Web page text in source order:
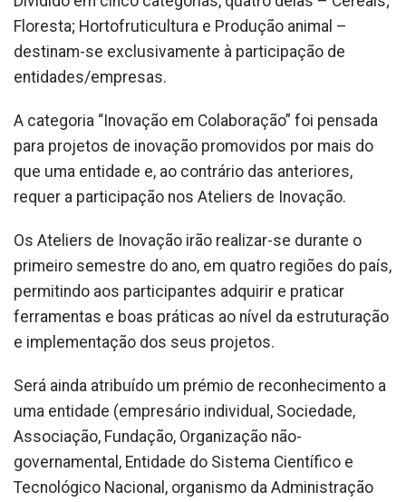
Floresta; Hortofruticultura e Produção animal –
destinam-se exclusivamente à participação de
entidades/empresas.
A categoria “Inovação em Colaboração” foi pensada
para projetos de inovação promovidos por mais do
que uma entidade e, ao contrário das anteriores,
requer a participação nos Ateliers de Inovação.
Os Ateliers de Inovação irão realizar-se durante o
primeiro semestre do ano, em quatro regiões do país,
permitindo aos participantes adquirir e praticar
ferramentas e boas práticas ao nível da estruturação
e implementação dos seus projetos.
Será ainda atribuído um prémio de reconhecimento a
uma entidade (empresário individual, Sociedade,
Associação, Fundação, Organização não-
governamental, Entidade do Sistema Científico e
Tecnológico Nacional, organismo da Administração